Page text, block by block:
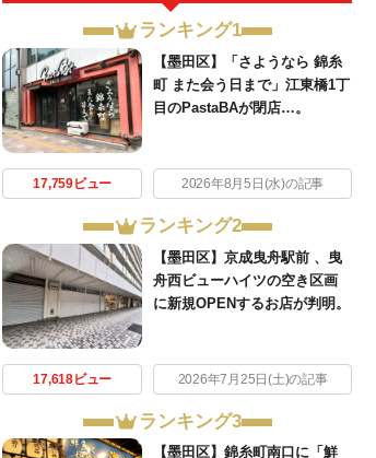
ランキング1
【墨田区】「さようなら 錦糸
町 また会う日まで」江東橋1丁
目のPastaBAが閉店…。
17,759ビュー 2026年8月5日(水)の記事
ランキング2
【墨田区】京成曳舟駅前 、曳
舟西ビューハイツの空き区画
に新規OPENするお店が判明。
17,618ビュー 2026年7月25日(土)の記事
ランキング3
【墨田区】錦糸町南口に「鮮